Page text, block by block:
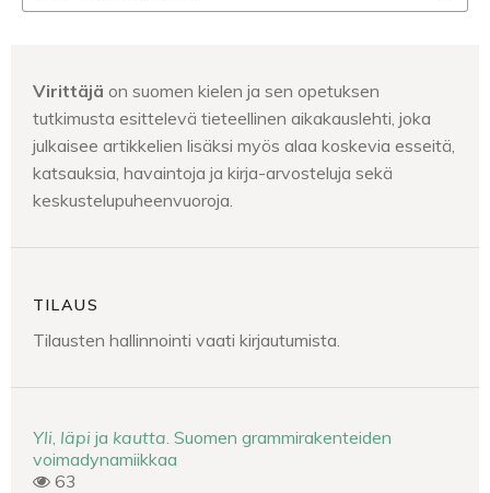
Virittäjä on suomen kielen ja sen opetuksen
tutkimusta esittelevä tieteellinen aikakauslehti, joka
julkaisee artikkelien lisäksi myös alaa koskevia esseitä,
katsauksia, havaintoja ja kirja-arvosteluja sekä
keskustelupuheenvuoroja.
TILAUS
Tilausten hallinnointi vaati kirjautumista.
Yli läpi ja kautta . Suomen grammirakenteiden
voimadynamiikkaa
63